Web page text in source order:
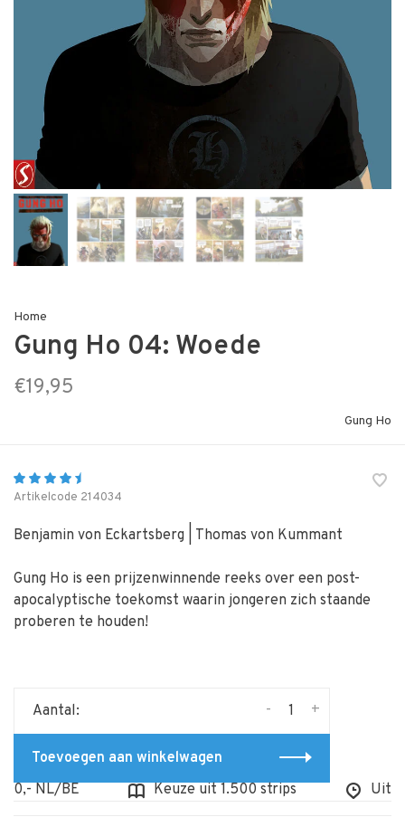
Home
Gung Ho 04: Woede
€19,95
Gung Ho
Artikelcode 214034
Benjamin von Eckartsberg | Thomas von Kummant
Gung Ho is een prijzenwinnende reeks over een post-
apocalyptische toekomst waarin jongeren zich staande
proberen te houden!
Aantal: +
-
Toevoegen aan winkelwagen
NL/BE
Keuze uit 1.500 strips Uit